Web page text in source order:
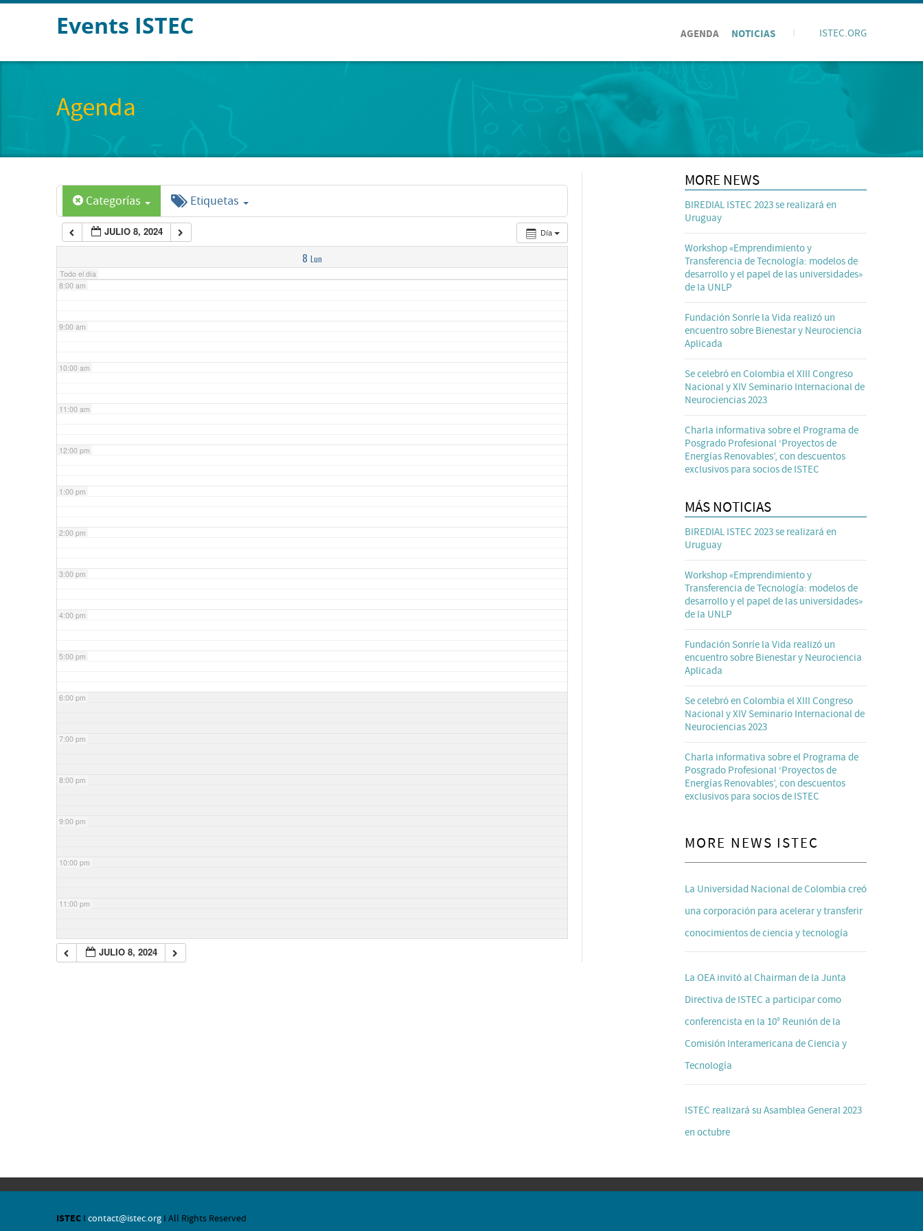
Events ISTEC AGENDA NOTICIAS ISTEC.ORG
Agenda
Categorías Etiquetas
Día
JULIO 8, 2024
8 Lun
Todo el día
4:00 am
6:00 am
7:00 am
8:00 am
9:00 am
10:00 am
11:00 am
12:00 pm
1:00 pm
2:00 pm
3:00 pm
4:00 pm
5:00 pm
6:00 pm
7:00 pm
8:00 pm
9:00 pm
10:00 pm
11:00 pm
JULIO 8, 2024
MORE NEWS
BIREDIAL ISTEC 2023 se realizará en
Uruguay
Workshop «Emprendimiento y
Transferencia de Tecnología: modelos de
desarrollo y el papel de las universidades»
de la UNLP
Fundación Sonríe la Vida realizó un
encuentro sobre Bienestar y Neurociencia
Aplicada
Se celebró en Colombia el XIII Congreso
Nacional y XIV Seminario Internacional de
Neurociencias 2023
Charla informativa sobre el Programa de
Posgrado Profesional ‘Proyectos de
Energías Renovables’, con descuentos
exclusivos para socios de ISTEC
MÁS NOTICIAS
BIREDIAL ISTEC 2023 se realizará en
Uruguay
Workshop «Emprendimiento y
Transferencia de Tecnología: modelos de
desarrollo y el papel de las universidades»
de la UNLP
Fundación Sonríe la Vida realizó un
encuentro sobre Bienestar y Neurociencia
Aplicada
Se celebró en Colombia el XIII Congreso
Nacional y XIV Seminario Internacional de
Neurociencias 2023
Charla informativa sobre el Programa de
Posgrado Profesional ‘Proyectos de
Energías Renovables’, con descuentos
exclusivos para socios de ISTEC
MORE NEWS ISTEC
La Universidad Nacional de Colombia creó
una corporación para acelerar y transferir
conocimientos de ciencia y tecnología
La OEA invitó al Chairman de la Junta
Directiva de ISTEC a participar como
conferencista en la 10° Reunión de la
Comisión Interamericana de Ciencia y
Tecnología
ISTEC realizará su Asamblea General 2023
en octubre
ISTEC I contact@istec.org I All Rights Reserved